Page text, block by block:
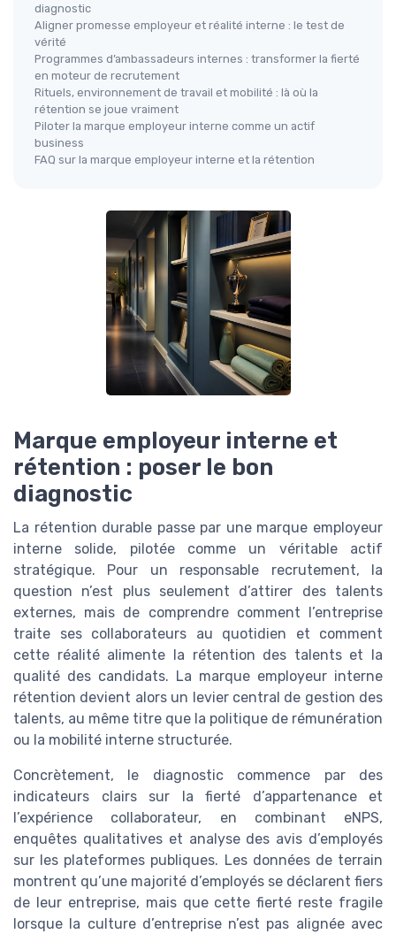
diagnostic
Aligner promesse employeur et réalité interne : le test de
vérité
Programmes d’ambassadeurs internes : transformer la fierté
en moteur de recrutement
Rituels, environnement de travail et mobilité : là où la
rétention se joue vraiment
Piloter la marque employeur interne comme un actif
business
FAQ sur la marque employeur interne et la rétention
Marque employeur interne et
rétention : poser le bon
diagnostic
La rétention durable passe par une marque employeur
interne solide, pilotée comme un véritable actif
stratégique. Pour un responsable recrutement, la
question n’est plus seulement d’attirer des talents
externes, mais de comprendre comment l’entreprise
traite ses collaborateurs au quotidien et comment
cette réalité alimente la rétention des talents et la
qualité des candidats. La marque employeur interne
rétention devient alors un levier central de gestion des
talents, au même titre que la politique de rémunération
ou la mobilité interne structurée.
Concrètement, le diagnostic commence par des
indicateurs clairs sur la fierté d’appartenance et
l’expérience collaborateur, en combinant eNPS,
enquêtes qualitatives et analyse des avis d’employés
sur les plateformes publiques. Les données de terrain
montrent qu’une majorité d’employés se déclarent fiers
de leur entreprise, mais que cette fierté reste fragile
lorsque la culture d’entreprise n’est pas alignée avec